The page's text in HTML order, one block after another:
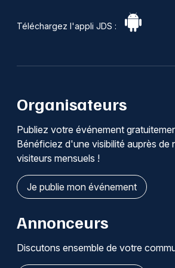
Téléchargez l'appli JDS :
Organisateurs
Publiez votre événement
Bénéficiez d'une visibilité auprès
visiteurs mensuels !
Je publie mon événement
Annonceurs
Discutons ensemble de votre